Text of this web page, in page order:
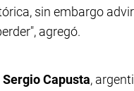
sin embargo
agregó.
Sergio Capusta,